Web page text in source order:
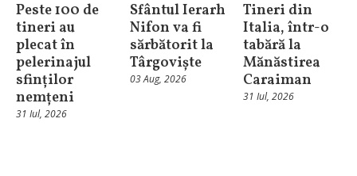
Peste 100 de
tineri au
plecat în
pelerinajul
sfinților
nemțeni
31 Iul, 2026
Sfântul Ierarh
Nifon va fi
sărbătorit la
Târgoviște
03 Aug, 2026
Tineri din
Italia, într-o
tabără la
Mănăstirea
Caraiman
31 Iul, 2026